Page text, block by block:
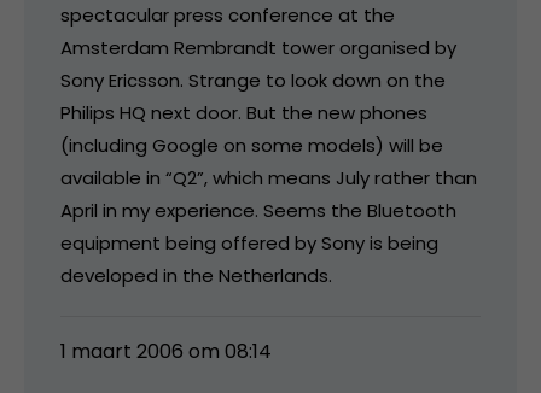
spectacular press conference at the
Amsterdam Rembrandt tower organised by
Sony Ericsson. Strange to look down on the
Philips HQ next door. But the new phones
(including Google on some models) will be
available in “Q2”, which means July rather than
April in my experience. Seems the Bluetooth
equipment being offered by Sony is being
developed in the Netherlands.
1 maart 2006 om 08:14